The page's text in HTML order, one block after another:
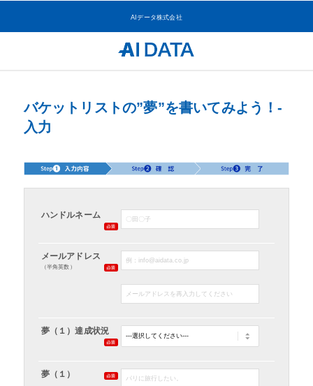
バケットリストの”夢”を書いてみよう！-
入力
AIデータ株式会社
ハンドルネーム
メールアドレス
（半角英数）
夢（１）達成状況
夢（１）